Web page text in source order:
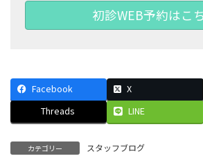
初診WEB予約はこ
Facebook X
Threads
LINE
カテゴリー スタッフブログ